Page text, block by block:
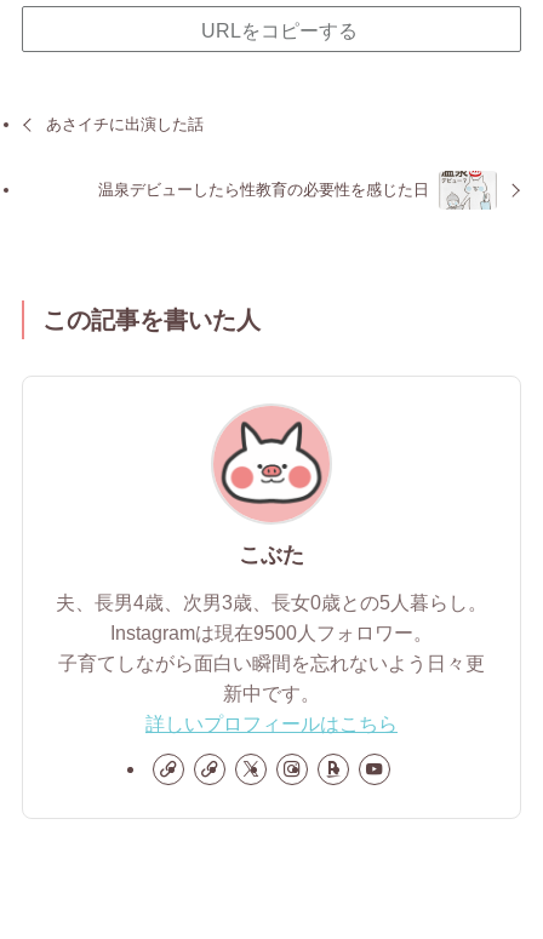
URLをコピーする
あさイチに出演した話
温泉デビューしたら性教育の必要性を感じた日
この記事を書いた人
こぶた
夫、長男4歳、次男3歳、長女0歳との5人暮らし。
Instagramは現在9500人フォロワー。
子育てしながら面白い瞬間を忘れないよう日々更
新中です。
詳しいプロフィールはこちら